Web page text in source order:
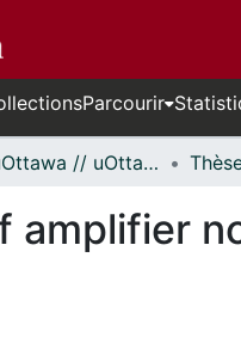
Parcourir
Thèses uOttawa // uOttawa Theses
amplifier